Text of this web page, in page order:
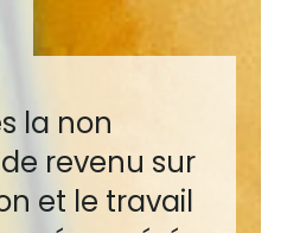
la non
revenu sur
et le travail